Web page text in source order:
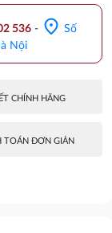
₫.
536 - location_on Số
Nội
CHÍNH HÃNG
TOÁN ĐƠN GIẢN